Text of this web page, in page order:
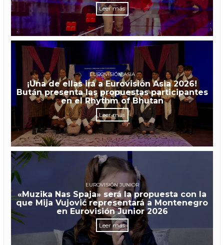
Leer más
EUROVISIÓN ASIA
¡Una de ellas irá a Eurovisión Asia 2026!
Bután presenta las propuestas participantes
en el Rhythm of Bhutan
Leer más
EUROVISIÓN JUNIOR
«Muzika Nas Spaja» será la propuesta con la
que Mija Vujović representará a Montenegro
en Eurovisión Junior 2026
Leer más